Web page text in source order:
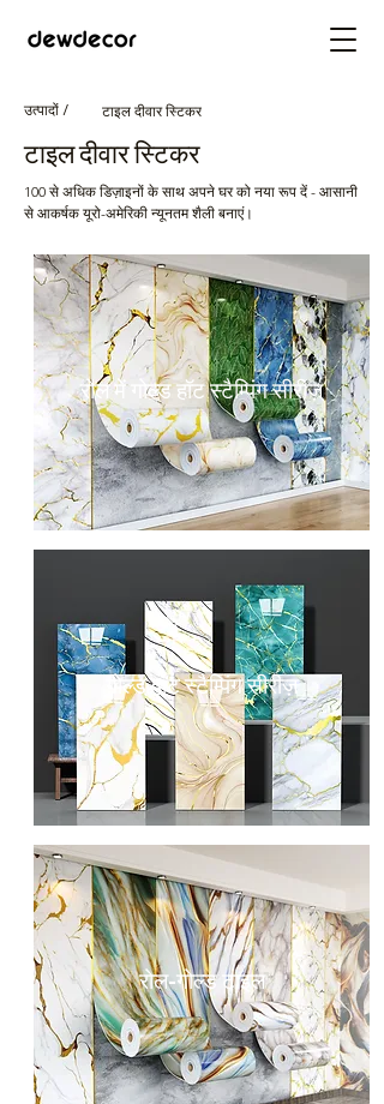
उत्पादों / टाइल दीवार स्टिकर
टाइल दीवार स्टिकर
100 से अधिक डिज़ाइनों के साथ अपने घर को नया रूप दें - आसानी
से आकर्षक यूरो-अमेरिकी न्यूनतम शैली बनाएं।
रोल में गोल्ड हॉट स्टैम्पिंग सीरीज़
गोल्ड हॉट स्टैम्पिंग सीरीज़
रोल-गोल्ड टाइल